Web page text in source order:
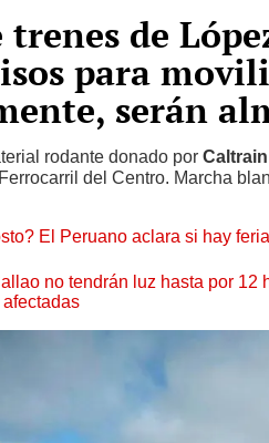
trenes de
para
serán
rodante donado por Caltrain
del Centro. Marcha
El Peruano aclara si hay
no tendrán luz hasta por 12